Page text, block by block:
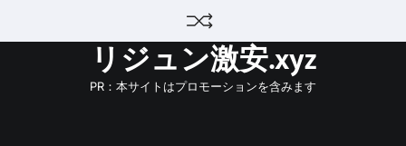
リジュン激安.xyz
PR：本サイトはプロモーションを含みます